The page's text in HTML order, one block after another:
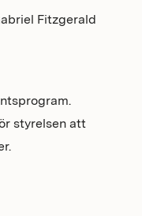
Fitzgerald
styrelsen att